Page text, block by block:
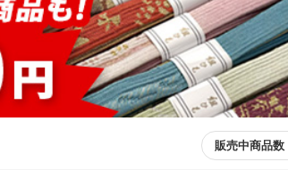
販売中商品数